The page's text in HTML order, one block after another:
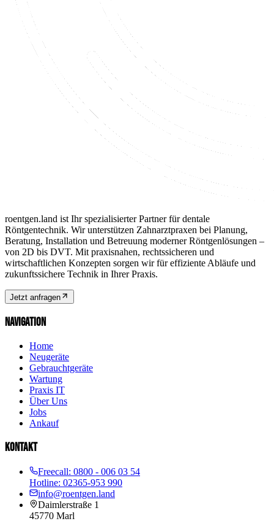
roentgen.land ist Ihr spezialisierter Partner für dentale
Röntgentechnik. Wir unterstützen Zahnarztpraxen bei Planung,
Beratung, Installation und Betreuung moderner Röntgenlösungen –
von 2D bis DVT. Mit praxisnahen, rechtssicheren und
wirtschaftlichen Konzepten sorgen wir für effiziente Abläufe und
zukunftssichere Technik in Ihrer Praxis.
Jetzt anfragen
NAVIGATION
Home
Neugeräte
Gebrauchtgeräte
Wartung
Praxis IT
Über Uns
Jobs
Ankauf
KONTAKT
Freecall: 0800 - 006 03 54
Hotline: 02365-953 990
info@roentgen.land
Daimlerstraße 1
45770 Marl